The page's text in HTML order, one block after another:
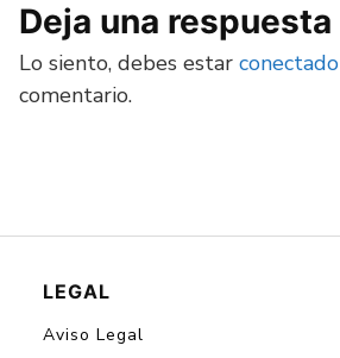
Deja una respuesta
Lo siento, debes estar conectado
comentario.
LEGAL
Aviso Legal